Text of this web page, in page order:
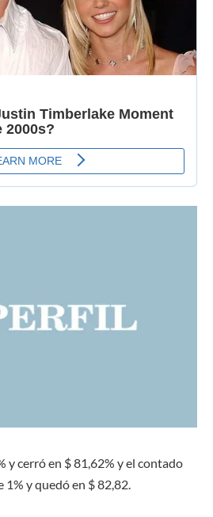
y cerró en $ 81,62% y el contado
y quedó en $ 82,82.